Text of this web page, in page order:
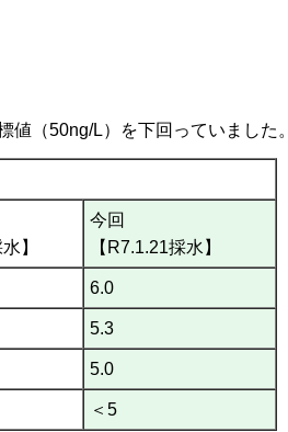
（50ng/L）を下回っていました。
】
今回
【R7.1.21採水】
6.0
5.3
5.0
＜5